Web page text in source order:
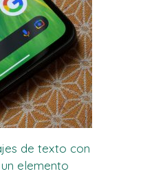
de texto con
elemento